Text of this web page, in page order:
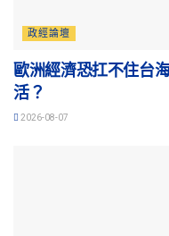
政經論壇
歐洲經濟恐扛不住台
活？
2026-08-07